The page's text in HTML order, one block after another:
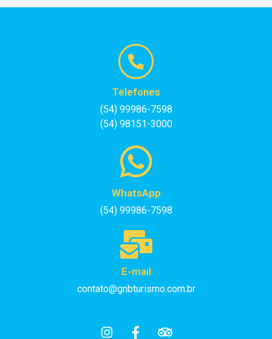
Telefones
(54) 99986-7598
(54) 98151-3000
WhatsApp
(54) 99986-7598
E-mail
contato@gnbturismo.com.br